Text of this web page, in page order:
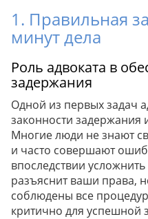
1. Правильная
минут дела
Роль адвоката в
задержания
Одной из первых задач
законности задержания
Многие люди не знают
и часто совершают
впоследствии
разъяснит ваши права,
соблюдены все
критично для успешной